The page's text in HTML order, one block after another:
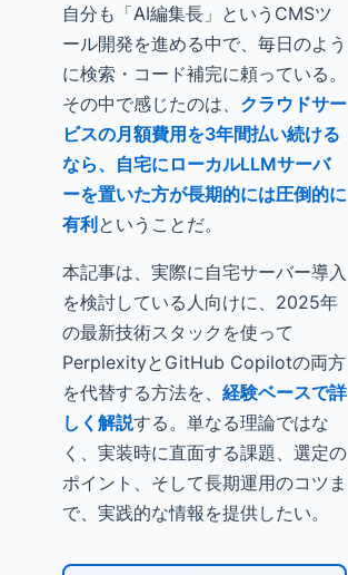
自分も「AI編集長」というCMSツ
ール開発を進める中で、毎日のよう
に検索・コード補完に頼っている。
その中で感じたのは、 クラウドサー
ビスの月額費用を3年間払い続ける
なら、自宅にローカルLLMサーバ
ーを置いた方が長期的には圧倒的に
有利 ということだ。
本記事は、実際に自宅サーバー導入
を検討している人向けに、2025年
の最新技術スタックを使って
PerplexityとGitHub Copilotの両方
を代替する方法を、 経験ベースで詳
しく解説する。単なる理論ではな
く、実装時に直面する課題、選定の
ポイント、そして長期運用のコツま
で、実践的な情報を提供したい。